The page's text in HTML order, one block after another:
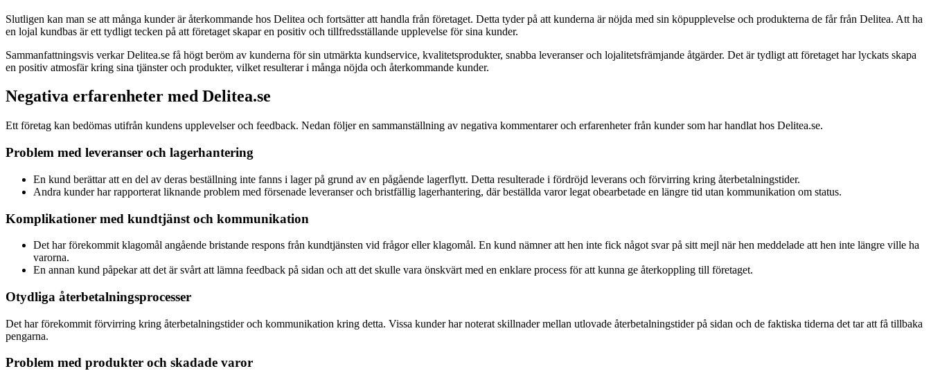
Slutligen kan man se att många kunder är återkommande hos Delitea och fortsätter att handla från företaget. Detta tyder på att kunderna är nöjda med sin köpupplevelse och produkterna de får från Delitea. Att ha
en lojal kundbas är ett tydligt tecken på att företaget skapar en positiv och tillfredsställande upplevelse för sina kunder.
Sammanfattningsvis verkar Delitea.se få högt beröm av kunderna för sin utmärkta kundservice, kvalitetsprodukter, snabba leveranser och lojalitetsfrämjande åtgärder. Det är tydligt att företaget har lyckats skapa
en positiv atmosfär kring sina tjänster och produkter, vilket resulterar i många nöjda och återkommande kunder.
Negativa erfarenheter med Delitea.se
Ett företag kan bedömas utifrån kundens upplevelser och feedback. Nedan följer en sammanställning av negativa kommentarer och erfarenheter från kunder som har handlat hos Delitea.se.
Problem med leveranser och lagerhantering
En kund berättar att en del av deras beställning inte fanns i lager på grund av en pågående lagerflytt. Detta resulterade i fördröjd leverans och förvirring kring återbetalningstider.
Andra kunder har rapporterat liknande problem med försenade leveranser och bristfällig lagerhantering, där beställda varor legat obearbetade en längre tid utan kommunikation om status.
Komplikationer med kundtjänst och kommunikation
Det har förekommit klagomål angående bristande respons från kundtjänsten vid frågor eller klagomål. En kund nämner att hen inte fick något svar på sitt mejl när hen meddelade att hen inte längre ville ha
varorna.
En annan kund påpekar att det är svårt att lämna feedback på sidan och att det skulle vara önskvärt med en enklare process för att kunna ge återkoppling till företaget.
Otydliga återbetalningsprocesser
Det har förekommit förvirring kring återbetalningstider och kommunikation kring detta. Vissa kunder har noterat skillnader mellan utlovade återbetalningstider på sidan och de faktiska tiderna det tar att få tillbaka
pengarna.
Problem med produkter och skadade varor